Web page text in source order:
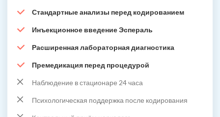
Стандартные анализы перед кодированием
Инъекционное введение Эспераль
Расширенная лабораторная диагностика
Премедикация перед процедурой
Наблюдение в стационаре 24 часа
Психологическая поддержка после кодирования